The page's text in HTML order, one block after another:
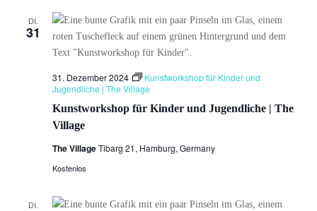
DI.
31
Kunstworkshop für Kinder und Jugendliche | The
Village
31. Dezember 2024
Kunstworkshop für Kinder und
Jugendliche | The Village
The VillageTibarg 21, Hamburg, Germany
Kostenlos
DI.